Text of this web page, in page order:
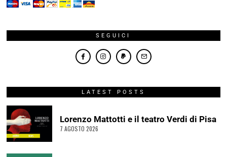
SEGUICI
LATEST POSTS
Lorenzo Mattotti e il teatro Verdi di Pisa
7 AGOSTO 2026